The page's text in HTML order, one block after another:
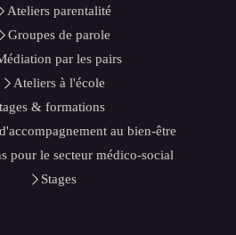
Ateliers parentalité
Groupes de parole
par les pairs
Ateliers à l'école
& formations
au bien-être
pour le secteur médico-social
Stages